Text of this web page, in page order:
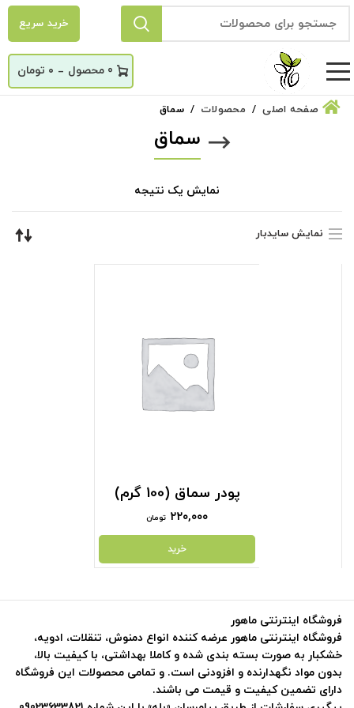
خرید سریع
0
_ ۰ تومان
صفحه اصلی محصولات سماق
سماق
نمایش یک نتیجه
نمایش سایدبار
پودر سماق (100 گرم)
۲۲۰,۰۰۰ تومان
خرید
فروشگاه اینترنتی ماهور
فروشگاه اینترنتی ماهور عرضه کننده انواع دمنوش، تنقلات، ادویه،
خشکبار به صورت بسته بندی شده و کاملا بهداشتی، با کیفیت بالا،
بدون مواد نگهدارنده و افزودنی است. و تمامی محصولات این فروشگاه
دارای تضمین کیفیت و قیمت می باشند.